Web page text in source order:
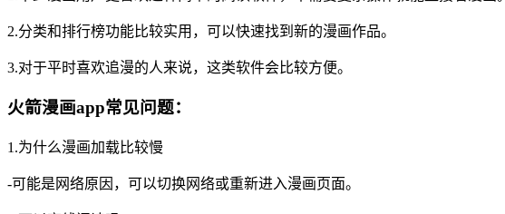
2.分类和排行榜功能比较实用，可以快速找到新的漫画作品。
3.对于平时喜欢追漫的人来说，这类软件会比较方便。
火箭漫画app常见问题：
1.为什么漫画加载比较慢
-可能是网络原因，可以切换网络或重新进入漫画页面。